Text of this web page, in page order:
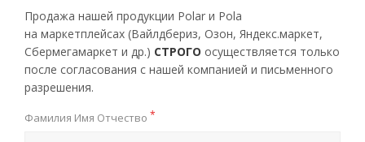
Продажа нашей продукции Polar и Pola
на маркетплейсах (Вайлдбериз, Озон, Яндекс.маркет,
Сбермегамаркет и др.) СТРОГО осуществляется только
после согласования с нашей компанией и письменного
разрешения.
Фамилия Имя Отчество *